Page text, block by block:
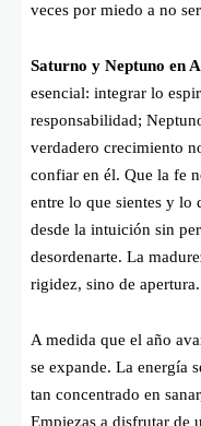
veces por miedo a no
Saturno y Neptuno en
esencial: integrar lo
responsabilidad;
verdadero crecimiento
confiar en él. Que la fe
entre lo que sientes y lo
desde la intuición sin
desordenarte. La
rigidez, sino de apertura.
A medida que el año
se expande. La energía
tan concentrado en
Empiezas a disfrutar de